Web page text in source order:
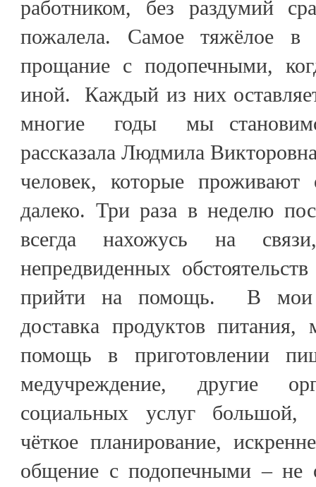
работником, без раздумий
пожалела. Самое тяжёлое
прощание с подопечными,
иной. Каждый из них
многие годы мы
рассказала Людмила
человек, которые
далеко. Три раза в неделю
всегда нахожусь на
непредвиденных
прийти на помощь. В мои
доставка продуктов питания,
помощь в приготовлении
медучреждение, другие
социальных услуг большой,
чёткое планирование,
общение с подопечными – не